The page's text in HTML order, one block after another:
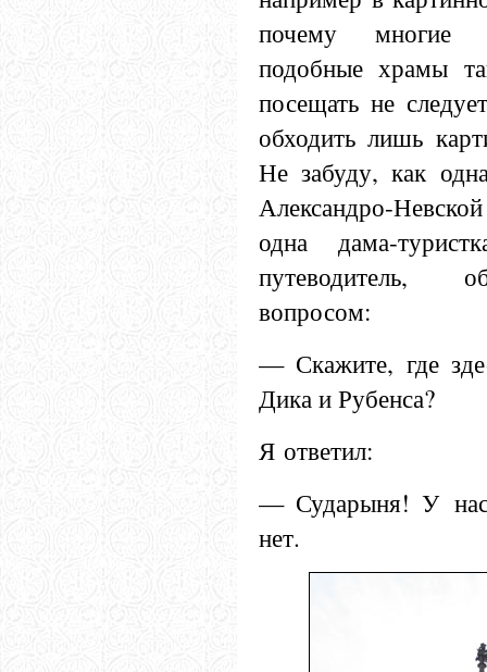
почему многие
подобные храмы
посещать не
обходить лишь
Не забуду, как
Александро-
одна дама-
путеводитель,
вопросом:
— Скажите, где
Дика и Рубенса?
Я ответил:
— Сударыня! У нас
нет.